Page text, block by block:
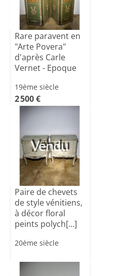
Rare paravent en
"Arte Povera"
d'après Carle
Vernet - Epoque
19ème siècle
2 500 €
Vendu
Paire de chevets
de style vénitiens,
à décor floral
peints polych[...]
20ème siècle